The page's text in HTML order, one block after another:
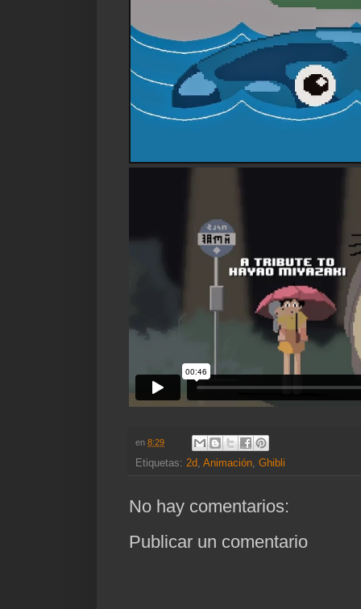
en 8:29
Etiquetas: 2d, Animación, Ghibli
No hay comentarios:
Publicar un comentario